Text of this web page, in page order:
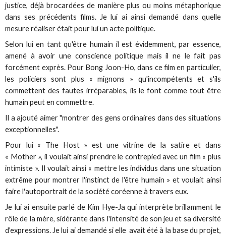
justice, déjà brocardées de manière plus ou moins métaphorique
dans ses précédents films. Je lui ai ainsi demandé dans quelle
mesure réaliser était pour lui un acte politique.
Selon lui en tant qu'être humain il est évidemment, par essence,
amené à avoir une conscience politique mais il ne le fait pas
forcément exprès. Pour Bong Joon-Ho, dans ce film en particulier,
les policiers sont plus « mignons » qu'incompétents et s'ils
commettent des fautes irréparables, ils le font comme tout être
humain peut en commettre.
Il a ajouté aimer "montrer des gens ordinaires dans des situations
exceptionnelles".
Pour lui « The Host » est une vitrine de la satire et dans
« Mother », il voulait ainsi prendre le contrepied avec un film « plus
intimiste ». Il voulait ainsi « mettre les individus dans une situation
extrême pour montrer l'instinct de l'être humain » et voulait ainsi
faire l'autoportrait de la société coréenne à travers eux.
Je lui ai ensuite parlé de Kim Hye-Ja qui interprète brillamment le
rôle de la mère, sidérante dans l'intensité de son jeu et sa diversité
d'expressions. Je lui ai demandé si elle avait été à la base du projet,